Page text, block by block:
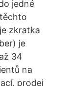
jedné
zkratka
je
34
na
prodej